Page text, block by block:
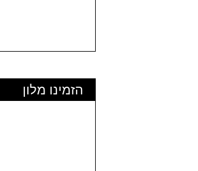
הזמינו מלון